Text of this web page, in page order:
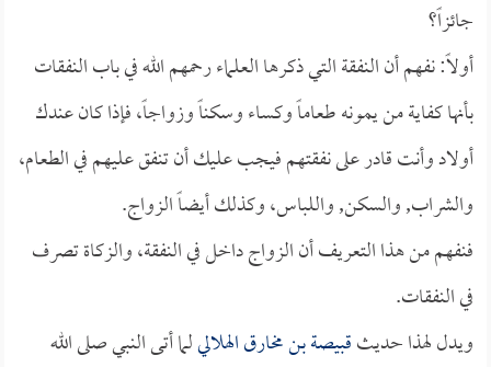
جائزاً؟
أولاً: نفهم أن النفقة التي ذكرها العلماء رحمهم الله في باب النفقات
بأنها كفاية من يمونه طعاماً وكساء وسكناً وزواجاً، فإذا كان عندك
أولاد وأنت قادر على نفقتهم فيجب عليك أن تنفق عليهم في الطعام،
والشراب, والسكن, واللباس، وكذلك أيضاً الزواج.
فنفهم من هذا التعريف أن الزواج داخل في النفقة، والزكاة تصرف
في النفقات.
ويدل لهذا حديثقبيصة بن مخارق الهلاليلما أتى النبي صلى الله